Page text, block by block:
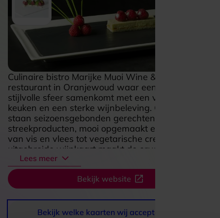
Culinaire bistro Marijke Muoi Wine & Dine is een
restaurant in Oranjewoud waar een warme,
stijlvolle sfeer samenkomt met een verfijnde
keuken en een sterke wijnbeleving. Op het menu
staan seizoensgebonden gerechten met
streekproducten, mooi opgemaakt en vol smaak,
van vis en vlees tot vegetarische creaties. De
uitgebreide wijnkaart maakt de ervaring extra
aantrekkelijk, met veel wijnen die ook per glas
worden geschonken en zorgvuldig aansluiten op
de gerechten. De setting voelt eigentijds en
gezellig aan, waardoor dit een fijne plek is voor
een ontspannen lunch op zondag, een uitgebreid
diner of een avond culinair genieten in het groen.
Lees meer
Bekijk website
Bekijk welke kaarten wij accepteren